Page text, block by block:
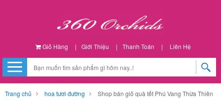
Giỏ Hàng | Giới Thiệu | Thanh Toán | Liên Hệ
Trang chủ hoa tươi đường
Shop bán giỏ quà tết Phú Vang Thừa Thiên